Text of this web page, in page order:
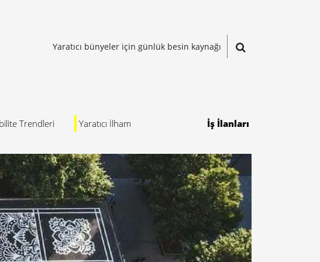
Yaratıcı bünyeler için günlük besin kaynağı
Trendleri Yaratıcı İlham İş İlanları